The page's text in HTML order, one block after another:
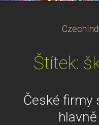
Štítek:
České firmy